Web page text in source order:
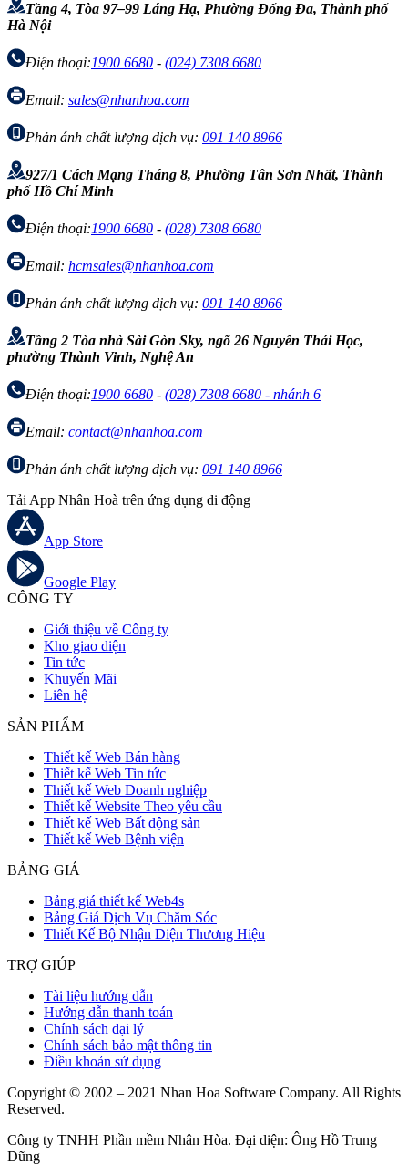
Tầng 4, Tòa 97–99 Láng Hạ, Phường Đống Đa, Thành phố
Hà Nội
Điện thoại:1900 6680 - (024) 7308 6680
Email: sales@nhanhoa.com
Phản ánh chất lượng dịch vụ: 091 140 8966
927/1 Cách Mạng Tháng 8, Phường Tân Sơn Nhất, Thành
phố Hồ Chí Minh
Điện thoại:1900 6680 - (028) 7308 6680
Email: hcmsales@nhanhoa.com
Phản ánh chất lượng dịch vụ: 091 140 8966
Tầng 2 Tòa nhà Sài Gòn Sky, ngõ 26 Nguyễn Thái Học,
phường Thành Vinh, Nghệ An
Điện thoại:1900 6680 - (028) 7308 6680 - nhánh 6
Email: contact@nhanhoa.com
Phản ánh chất lượng dịch vụ: 091 140 8966
Tải App Nhân Hoà trên ứng dụng di động
App Store
Google Play
CÔNG TY
Giới thiệu về Công ty
Kho giao diện
Tin tức
Khuyến Mãi
Liên hệ
SẢN PHẨM
Thiết kế Web Bán hàng
Thiết kế Web Tin tức
Thiết kế Web Doanh nghiệp
Thiết kế Website Theo yêu cầu
Thiết kế Web Bất động sản
Thiết kế Web Bệnh viện
BẢNG GIÁ
Bảng giá thiết kế Web4s
Bảng Giá Dịch Vụ Chăm Sóc
Thiết Kế Bộ Nhận Diện Thương Hiệu
TRỢ GIÚP
Tài liệu hướng dẫn
Hướng dẫn thanh toán
Chính sách đại lý
Chính sách bảo mật thông tin
Điều khoản sử dụng
Copyright © 2002 – 2021 Nhan Hoa Software Company. All Rights
Reserved.
Công ty TNHH Phần mềm Nhân Hòa. Đại diện: Ông Hồ Trung
Dũng